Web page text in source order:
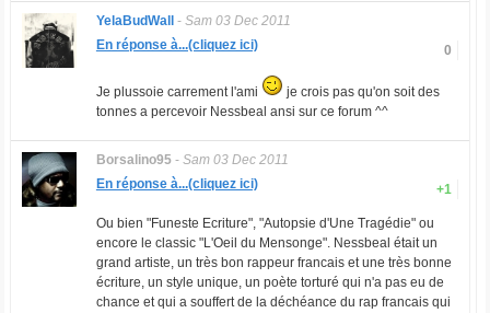
YelaBudWall - Sam 03 Dec 2011
0
En réponse à...(cliquez ici)
Je plussoie carrement l'ami
je crois pas qu'on soit des
tonnes a percevoir Nessbeal ansi sur ce forum ^^
Borsalino95- Sam 03 Dec 2011
+1
En réponse à...(cliquez ici)
Ou bien "Funeste Ecriture", "Autopsie d'Une Tragédie" ou
encore le classic "L'Oeil du Mensonge". Nessbeal était un
grand artiste, un très bon rappeur francais et une très bonne
écriture, un style unique, un poète torturé qui n'a pas eu de
chance et qui a souffert de la déchéance du rap francais qui